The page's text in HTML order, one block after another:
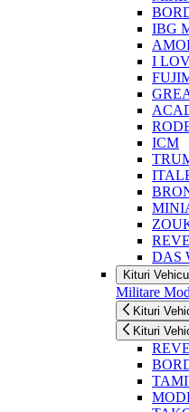
IBG
I
ICM
DAS
Kituri
Militare
Kituri
Kituri